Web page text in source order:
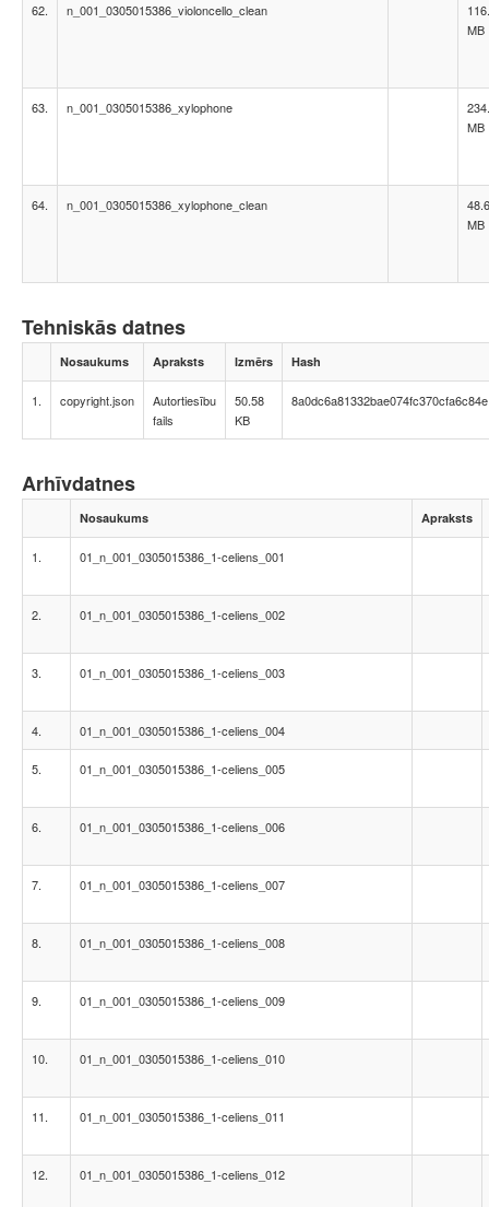
62. n_001_0305015386_violoncello_clean
MB
63. n_001_0305015386_xylophone
MB
64. n_001_0305015386_xylophone_clean
MB
Tehniskās datnes
Nosaukums Apraksts Izmērs Hash
1. copyright.json
Autortiesību
fails
50.58
KB
Arhīvdatnes
Nosaukums Apraksts
1. 01_n_001_0305015386_1-celiens_001
2. 01_n_001_0305015386_1-celiens_002
3. 01_n_001_0305015386_1-celiens_003
4. 01_n_001_0305015386_1-celiens_004
5. 01_n_001_0305015386_1-celiens_005
6. 01_n_001_0305015386_1-celiens_006
7. 01_n_001_0305015386_1-celiens_007
8. 01_n_001_0305015386_1-celiens_008
9. 01_n_001_0305015386_1-celiens_009
10. 01_n_001_0305015386_1-celiens_010
11. 01_n_001_0305015386_1-celiens_011
12. 01_n_001_0305015386_1-celiens_012